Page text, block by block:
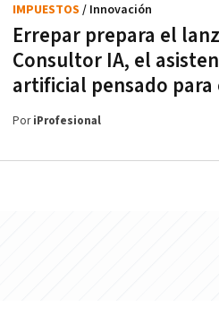
Errepar prepara el
Consultor IA, el
artificial pensado
IMPUESTOS / Innovación
PoriProfesional